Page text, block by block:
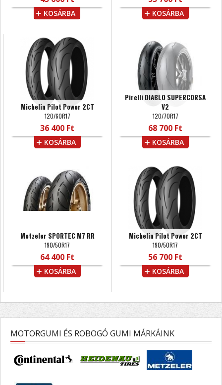
KOSÁRBA KOSÁRBA
Michelin Pilot Power 2CT
120/60R17
36 400 Ft
KOSÁRBA
Pirelli DIABLO SUPERCORSA
V2
120/70R17
68 700 Ft
KOSÁRBA
Metzeler SPORTEC M7 RR
190/50R17
64 400 Ft
KOSÁRBA
Michelin Pilot Power 2CT
190/50R17
56 700 Ft
KOSÁRBA
MOTORGUMI ÉS ROBOGÓ GUMI MÁRKÁINK